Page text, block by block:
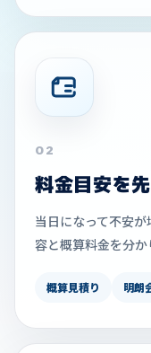
02
料金目安を
当日になって不安
容と概算料金を分か
概算見積り 明朗